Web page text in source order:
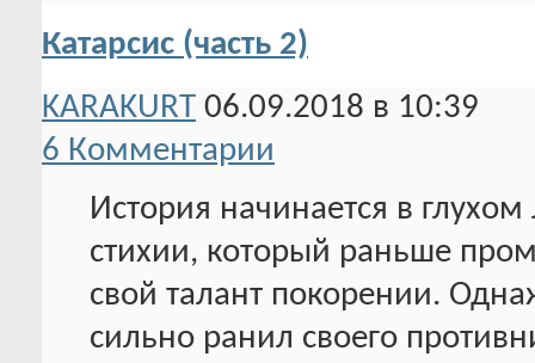
Катарсис (часть 2)
KARAKURT 06.09.2018 в 10:39
6 Комментарии
История начинается в
стихии, который раньше
свой талант покорении.
сильно ранил своего